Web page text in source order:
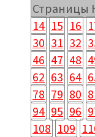
Страницы
14 15 16
30 31 32
46 47 48
62 63 64
78 79 80
94 95 96
108 109